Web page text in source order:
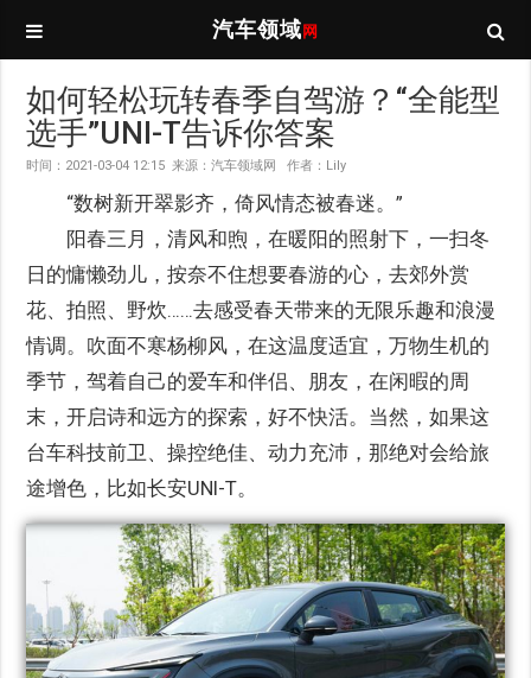
汽车领域 网
如何轻松玩转春季自驾游？“全能型
选手”UNI-T告诉你答案
时间：2021-03-04 12:15 来源：汽车领域网 作者：Lily
“数树新开翠影齐，倚风情态被春迷。”
阳春三月，清风和煦，在暖阳的照射下，一扫冬
日的慵懒劲儿，按奈不住想要春游的心，去郊外赏
花、拍照、野炊……去感受春天带来的无限乐趣和浪漫
情调。吹面不寒杨柳风，在这温度适宜，万物生机的
季节，驾着自己的爱车和伴侣、朋友，在闲暇的周
末，开启诗和远方的探索，好不快活。当然，如果这
台车科技前卫、操控绝佳、动力充沛，那绝对会给旅
途增色，比如长安UNI-T。